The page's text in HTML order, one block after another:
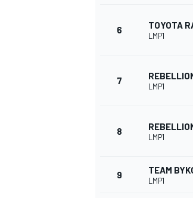
6 TOYOTA
LMP1
7
LMP1
8
LMP1
9 TEAM
LMP1